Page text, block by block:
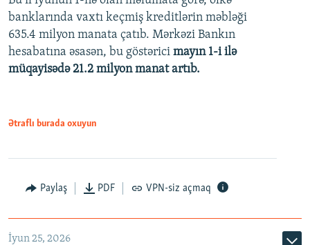
Auto 240p 360p 480p
720p 1080p
480p
720p
banklarında vaxtı keçmiş kreditlərin məbləği
635.4 milyon manata çatıb. Mərkəzi Bankın
hesabatına əsasən, bu göstərici mayın 1-i ilə
müqayisədə 21.2 milyon manat artıb.
Ətraflı burada oxuyun
Paylaş PDF VPN-siz açmaq
İyun 25, 2026